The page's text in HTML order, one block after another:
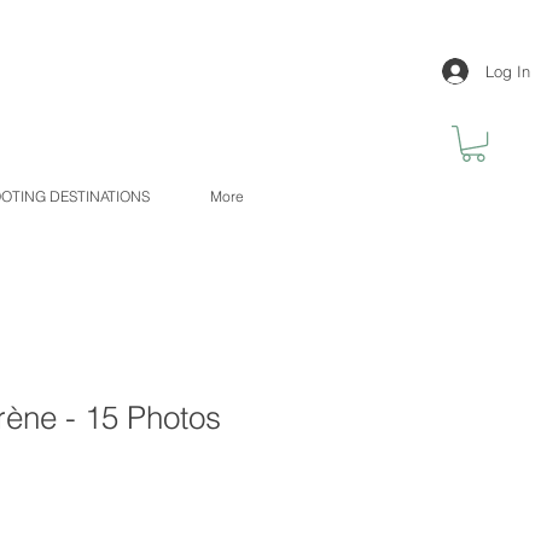
DESTINATIONS More
Log In
- 15 Photos